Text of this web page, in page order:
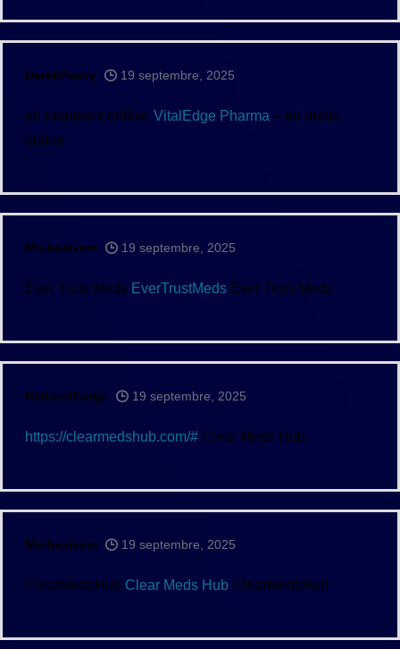
DerekFeevy 19 septembre, 2025
ed treatment online: VitalEdge Pharma – ed meds
online
Michealvem 19 septembre, 2025
Ever Trust Meds EverTrustMeds Ever Trust Meds
RichardForge 19 septembre, 2025
https://clearmedshub.com/# Clear Meds Hub
Michealvem 19 septembre, 2025
ClearMedsHub Clear Meds Hub ClearMedsHub